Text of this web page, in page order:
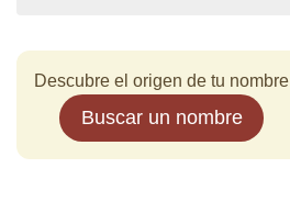
Descubre el origen de tu nombre
Buscar un nombre